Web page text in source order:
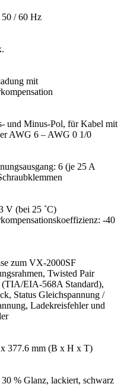
/ 60 Hz
mit
und Minus-Pol, für Kabel mit
AWG 6 – AWG 0 1/0
6 (je 25 A
V (bei 25 ˚C)
-40
zum VX-2000SF
Twisted Pair
(TIA/EIA-568A Standard),
Status Gleichspannung /
Ladekreisfehler und
377.6 mm (B x H x T)
30 % Glanz, lackiert, schwarz